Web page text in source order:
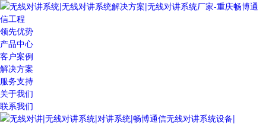
领先优势
产品中心
客户案例
解决方案
服务支持
关于我们
联系我们